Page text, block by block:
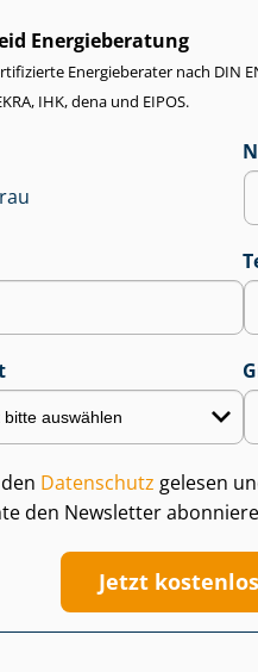
Energieberatung
Energieberater nach DIN
IHK, dena und EIPOS.
Datenschutz gelesen
den Newsletter
Jetzt